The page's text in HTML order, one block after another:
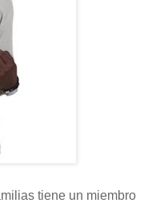
tiene un miembro